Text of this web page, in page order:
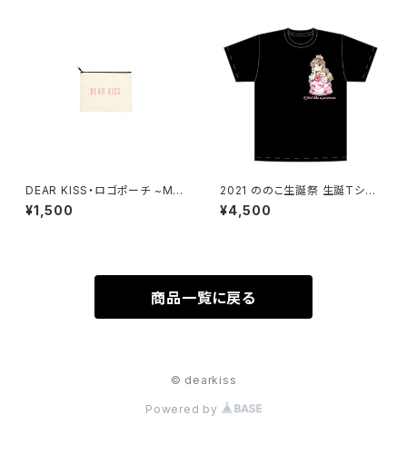
DEAR KISS・ロゴポーチ ~Mサ
イズ~
¥1,500
2021 ののこ生誕祭 生誕Tシャ
ツ
¥4,500
商品一覧に戻る
© dearkiss
Powered by